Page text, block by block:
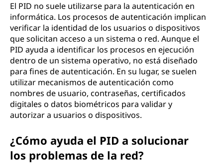
El PID no suele utilizarse para la autenticación en
informática. Los procesos de autenticación implican
verificar la identidad de los usuarios o dispositivos
que solicitan acceso a un sistema o red. Aunque el
PID ayuda a identificar los procesos en ejecución
dentro de un sistema operativo, no está diseñado
para fines de autenticación. En su lugar, se suelen
utilizar mecanismos de autenticación como
nombres de usuario, contraseñas, certificados
digitales o datos biométricos para validar y
autorizar a usuarios o dispositivos.
¿Cómo ayuda el PID a solucionar
los problemas de la red?